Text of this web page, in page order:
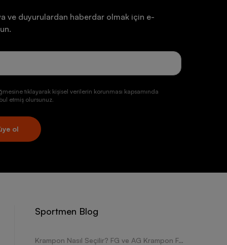
ve duyurulardan haberdar olmak için e-
tıklayarak kişisel verilerin korunması kapsamında
etmiş olursunuz.
ol
Sportmen Blog
Krampon Nasıl Seçilir? FG ve AG Krampon Farkları Nelerdir?